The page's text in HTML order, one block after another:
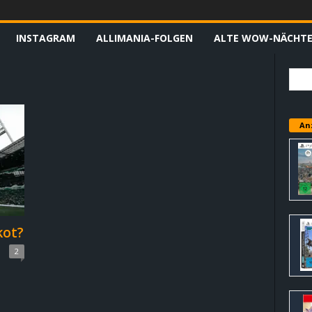
INSTAGRAM ALLIMANIA-FOLGEN ALTE WOW-NÄCHTE
2